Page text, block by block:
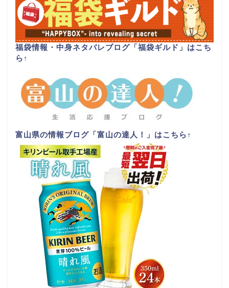
福袋情報・中身ネタバレブログ「福袋ギルド」はこち
ら ↑
富山県の情報ブログ「富山の達人！」はこちら ↑